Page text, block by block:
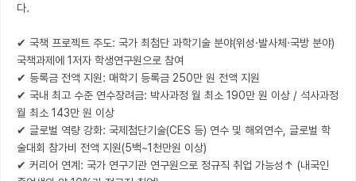
다.
✔ 국책 프로젝트 주도: 국가 최첨단 과학기술 분야(위성·발사체·국방 분야)
국책과제에 1저자 학생연구원으로 참여
✔ 등록금 전액 지원: 매학기 등록금 250만 원 전액 지원
✔ 국내 최고 수준 연수장려금: 박사과정 월 최소 190만 원 이상 / 석사과정
월 최소 143만 원 이상
✔ 글로벌 역량 강화: 국제첨단기술(CES 등) 연수 및 해외연수, 글로벌 학
술대회 참가비 전액 지원(5백~1천만원 이상)
✔ 커리어 연계: 국가 연구기관 연구원으로 정규직 취업 가능성↑ (내국인